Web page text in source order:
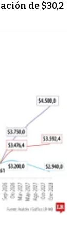
de $30,2